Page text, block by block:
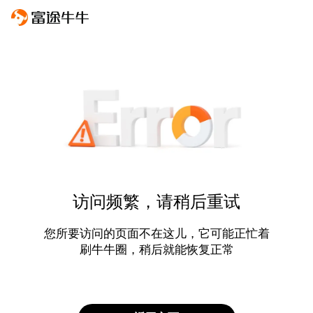
访问频繁，请稍后重试
您所要访问的页面不在这儿，它可能正忙着
刷牛牛圈，稍后就能恢复正常